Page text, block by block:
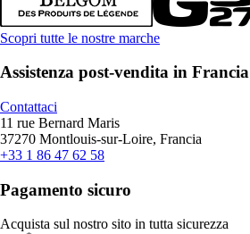
Scopri tutte le nostre marche
Assistenza post-vendita in Francia
Contattaci
11 rue Bernard Maris
37270 Montlouis-sur-Loire, Francia
+33 1 86 47 62 58
Pagamento sicuro
Acquista sul nostro sito in tutta sicurezza